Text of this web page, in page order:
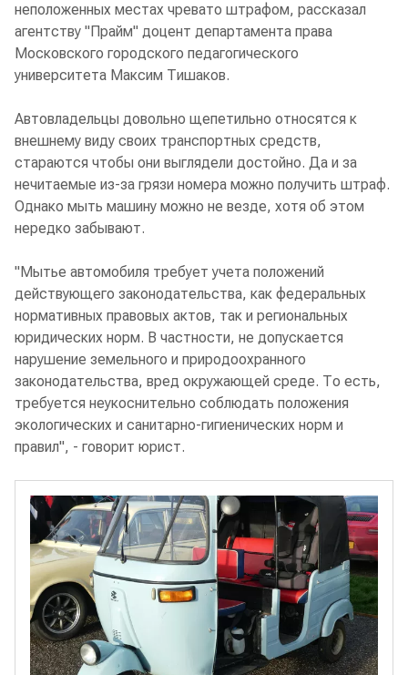
неположенных местах чревато штрафом, рассказал
агентству "Прайм" доцент департамента права
Московского городского педагогического
университета Максим Тишаков.
Автовладельцы довольно щепетильно относятся к
внешнему виду своих транспортных средств,
стараются чтобы они выглядели достойно. Да и за
нечитаемые из-за грязи номера можно получить штраф.
Однако мыть машину можно не везде, хотя об этом
нередко забывают.
"Мытье автомобиля требует учета положений
действующего законодательства, как федеральных
нормативных правовых актов, так и региональных
юридических норм. В частности, не допускается
нарушение земельного и природоохранного
законодательства, вред окружающей среде. То есть,
требуется неукоснительно соблюдать положения
экологических и санитарно-гигиенических норм и
правил", - говорит юрист.